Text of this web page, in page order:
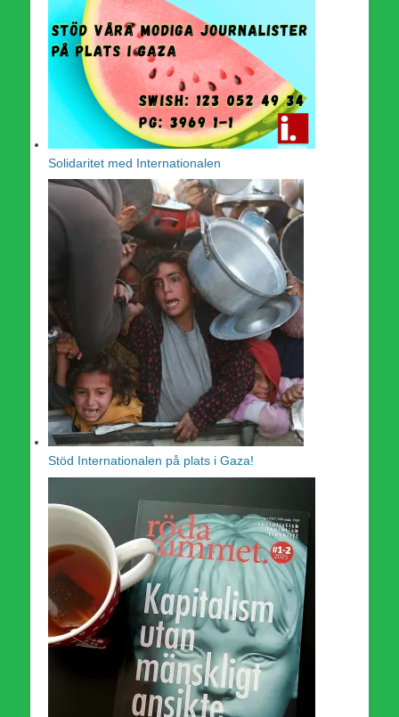
Solidaritet med Internationalen
Stöd Internationalen på plats i Gaza!